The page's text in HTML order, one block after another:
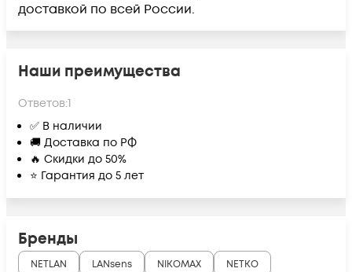
доставкой по всей России.
Наши преимущества
Ответов:1
✅ В наличии
🚚 Доставка по РФ
🔥 Скидки до 50%
⭐ Гарантия до 5 лет
Бренды
NETLAN LANsens NIKOMAX NETKO